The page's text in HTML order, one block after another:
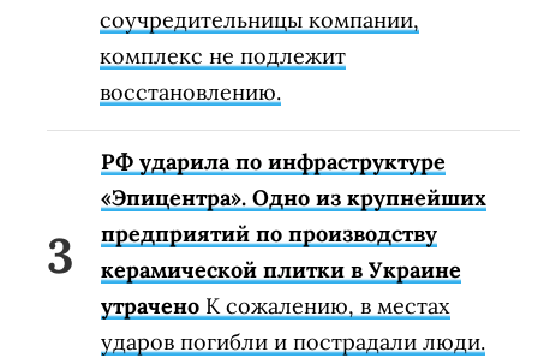
соучредительницы компании,
комплекс не подлежит
восстановлению.
РФ ударила по инфраструктуре
«Эпицентра». Одно из крупнейших
предприятий по производству
керамической плитки в Украине
утрачено К сожалению, в местах
ударов погибли и пострадали люди.